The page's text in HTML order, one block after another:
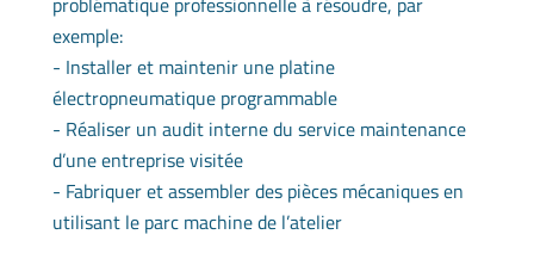
exemple:
- Installer et maintenir une platine
électropneumatique programmable
- Réaliser un audit interne du service maintenance
d’une entreprise visitée
- Fabriquer et assembler des pièces mécaniques en
utilisant le parc machine de l’atelier